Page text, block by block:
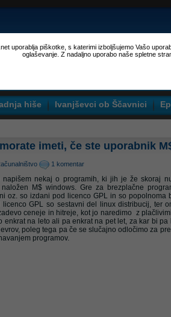
uporablja piškotke, s katerimi izboljšujemo Vašo
oglaševanje. Z nadaljno uporabo naše spletne
hiše Ivanjševci ob Ščavnici
imeti, če ste uporabnik
1 komentar
napišem nekaj o programih, ki jih je že skoraj
M$ windows. Gre za brezplačne
oz. so izdani pod licenco GPL in so popolnoma
GPL so sestavni del linux distribucij, ter
ceneje in hitreje, kot jo naredimo z
enkrat na leto ali pa enkrat na pet let, za kar bi pa
poleg tega pa če se slučajno odločimo za
programov.